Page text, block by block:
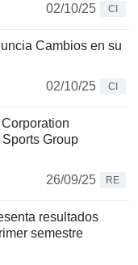
02/10/25
CI
Cambios en su
02/10/25
CI
Group
26/09/25
RE
resultados
semestre